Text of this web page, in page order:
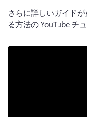
さらに詳しいガイドが
る方法の YouTube チ